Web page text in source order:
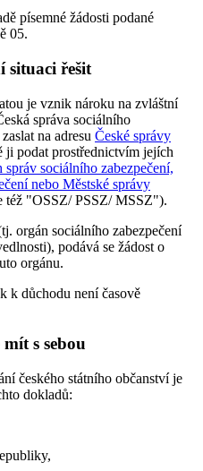
písemné žádosti podané
05.
situaci řešit
je vznik nároku na zvláštní
správa sociálního
na adresu České správy
ji podat prostřednictvím jejích
správ sociálního zabezpečení,
nebo Městské správy
též "OSSZ/ PSSZ/ MSSZ").
orgán sociálního zabezpečení
podává se žádost o
orgánu.
k důchodu není časově
s sebou
českého státního občanství je
dokladů: